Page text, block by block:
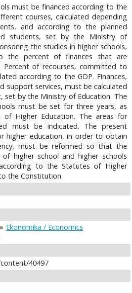
must be financed according to the
courses, calculated depending
and according to the planned
students, set by the Ministry of
the studies in higher schools,
the percent of finances that are
of recourses, committed to
according to the GDP. Finances,
support services, must be calculated
by the Ministry of Education. The
must be set for three years, as
Higher Education. The areas for
must be indicated. The present
higher education, in order to obtain
must be reformed so that the
higher school and higher schools
to the Statutes of Higher
the Constitution.
Ekonomika / Economics
40497